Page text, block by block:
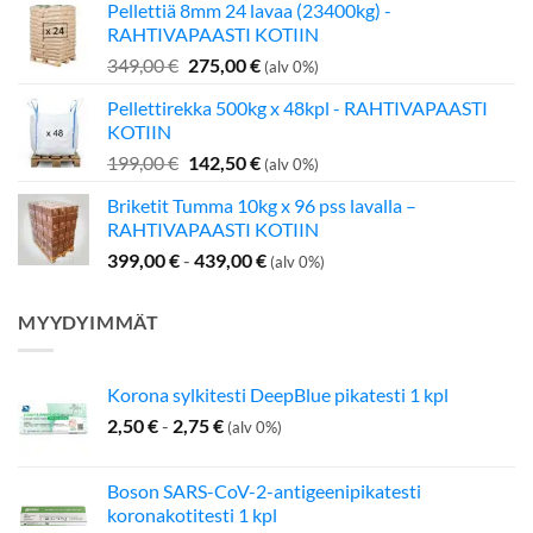
oli:
349,00 €.
on:
275,00 €.
Pellettiä 8mm 24 lavaa (23400kg) -
RAHTIVAPAASTI KOTIIN
349,00€ Alkuperäinen
oli:
275,00€Nykyinen
on:
(alv 0%)
Pellettirekka 500kg x 48kpl - RAHTIVAPAASTI
KOTIIN
199,00€ Alkuperäinen
oli:
199,00 €.
142,50€Nykyinen
on:
142,50 €.
(alv 0%)
Briketit Tumma 10kg x 96 pss lavalla –
RAHTIVAPAASTI KOTIIN
399,00€- 439,00€ (alv 0%)
MYYDYIMMÄT
Korona sylkitesti DeepBlue pikatesti 1 kpl
2,50€- 2,75€ (alv 0%)
Boson SARS-CoV-2-antigeenipikatesti
koronakotitesti 1 kpl